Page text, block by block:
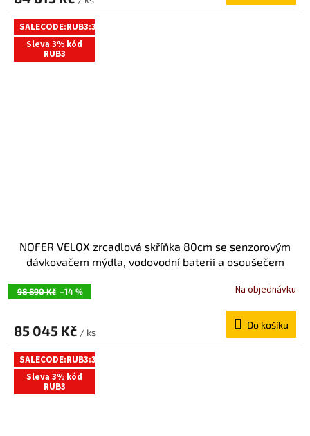
SALECODE:RUB3:3:%
Sleva 3% kód
RUB3
98 890 Kč –14 %
NOFER VELOX zrcadlová skříňka 80cm se senzorovým
dávkovačem mýdla, vodovodní baterií a osoušečem
Na objednávku
85 045 Kč / ks
Do košíku
SALECODE:RUB3:3:%
Sleva 3% kód
RUB3